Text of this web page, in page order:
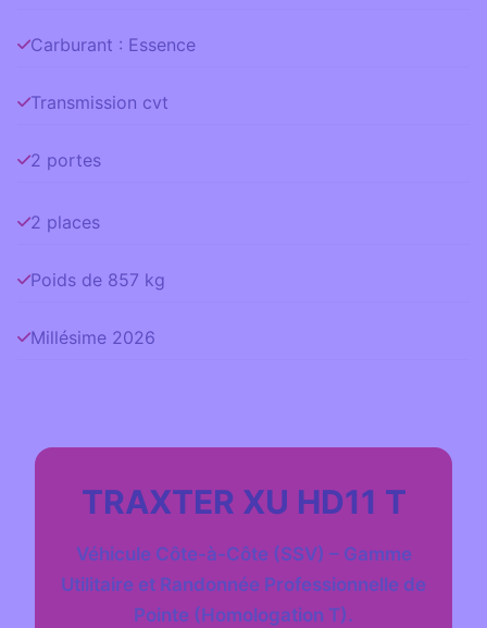
Carburant : Essence
Transmission cvt
2 portes
2 places
Poids de 857 kg
Millésime 2026
TRAXTER XU HD11 T
Véhicule Côte-à-Côte (SSV) – Gamme
Utilitaire et Randonnée Professionnelle de
Pointe (Homologation T).